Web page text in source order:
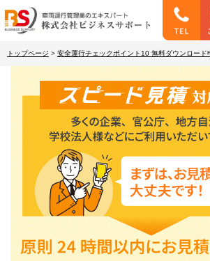
トップページ > 安全運行チェックポイント10 無料ダウンロード